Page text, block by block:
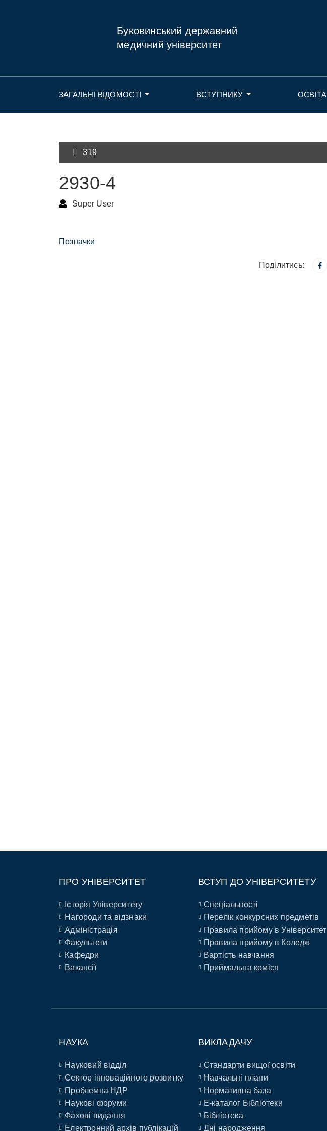
Буковинський державний
медичний університет
ЗАГАЛЬНІ ВІДОМОСТІ ВСТУПНИКУ ОСВІТА
319
2930-4
Super User
Позначки
Поділитись:
ПРО УНІВЕРСИТЕТ
Історія Університету
Нагороди та відзнаки
Адміністрація
Факультети
Кафедри
Вакансії
ВСТУП ДО УНІВЕРСИТЕТУ
Спеціальності
Перелік конкурсних предметів
Правила прийому в Університет
Правила прийому в Коледж
Вартість навчання
Приймальна коміся
НАУКА
Науковий відділ
Сектор інноваційного розвитку
Проблемна НДР
Наукові форуми
Фахові видання
Електронний архів публікацій
ВИКЛАДАЧУ
Стандарти вищої освіти
Навчальні плани
Нормативна база
E-каталог Бібліотеки
Бібліотека
Дні народження